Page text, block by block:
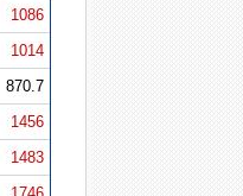
1086
1014
870.7
1456
1483